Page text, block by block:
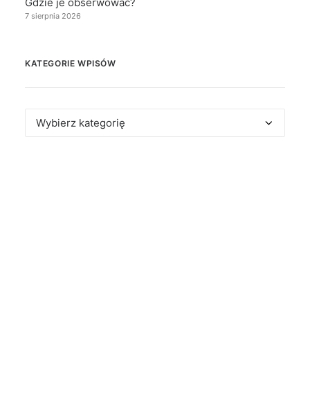
7 sierpnia 2026
KATEGORIE WPISÓW
Kategorie